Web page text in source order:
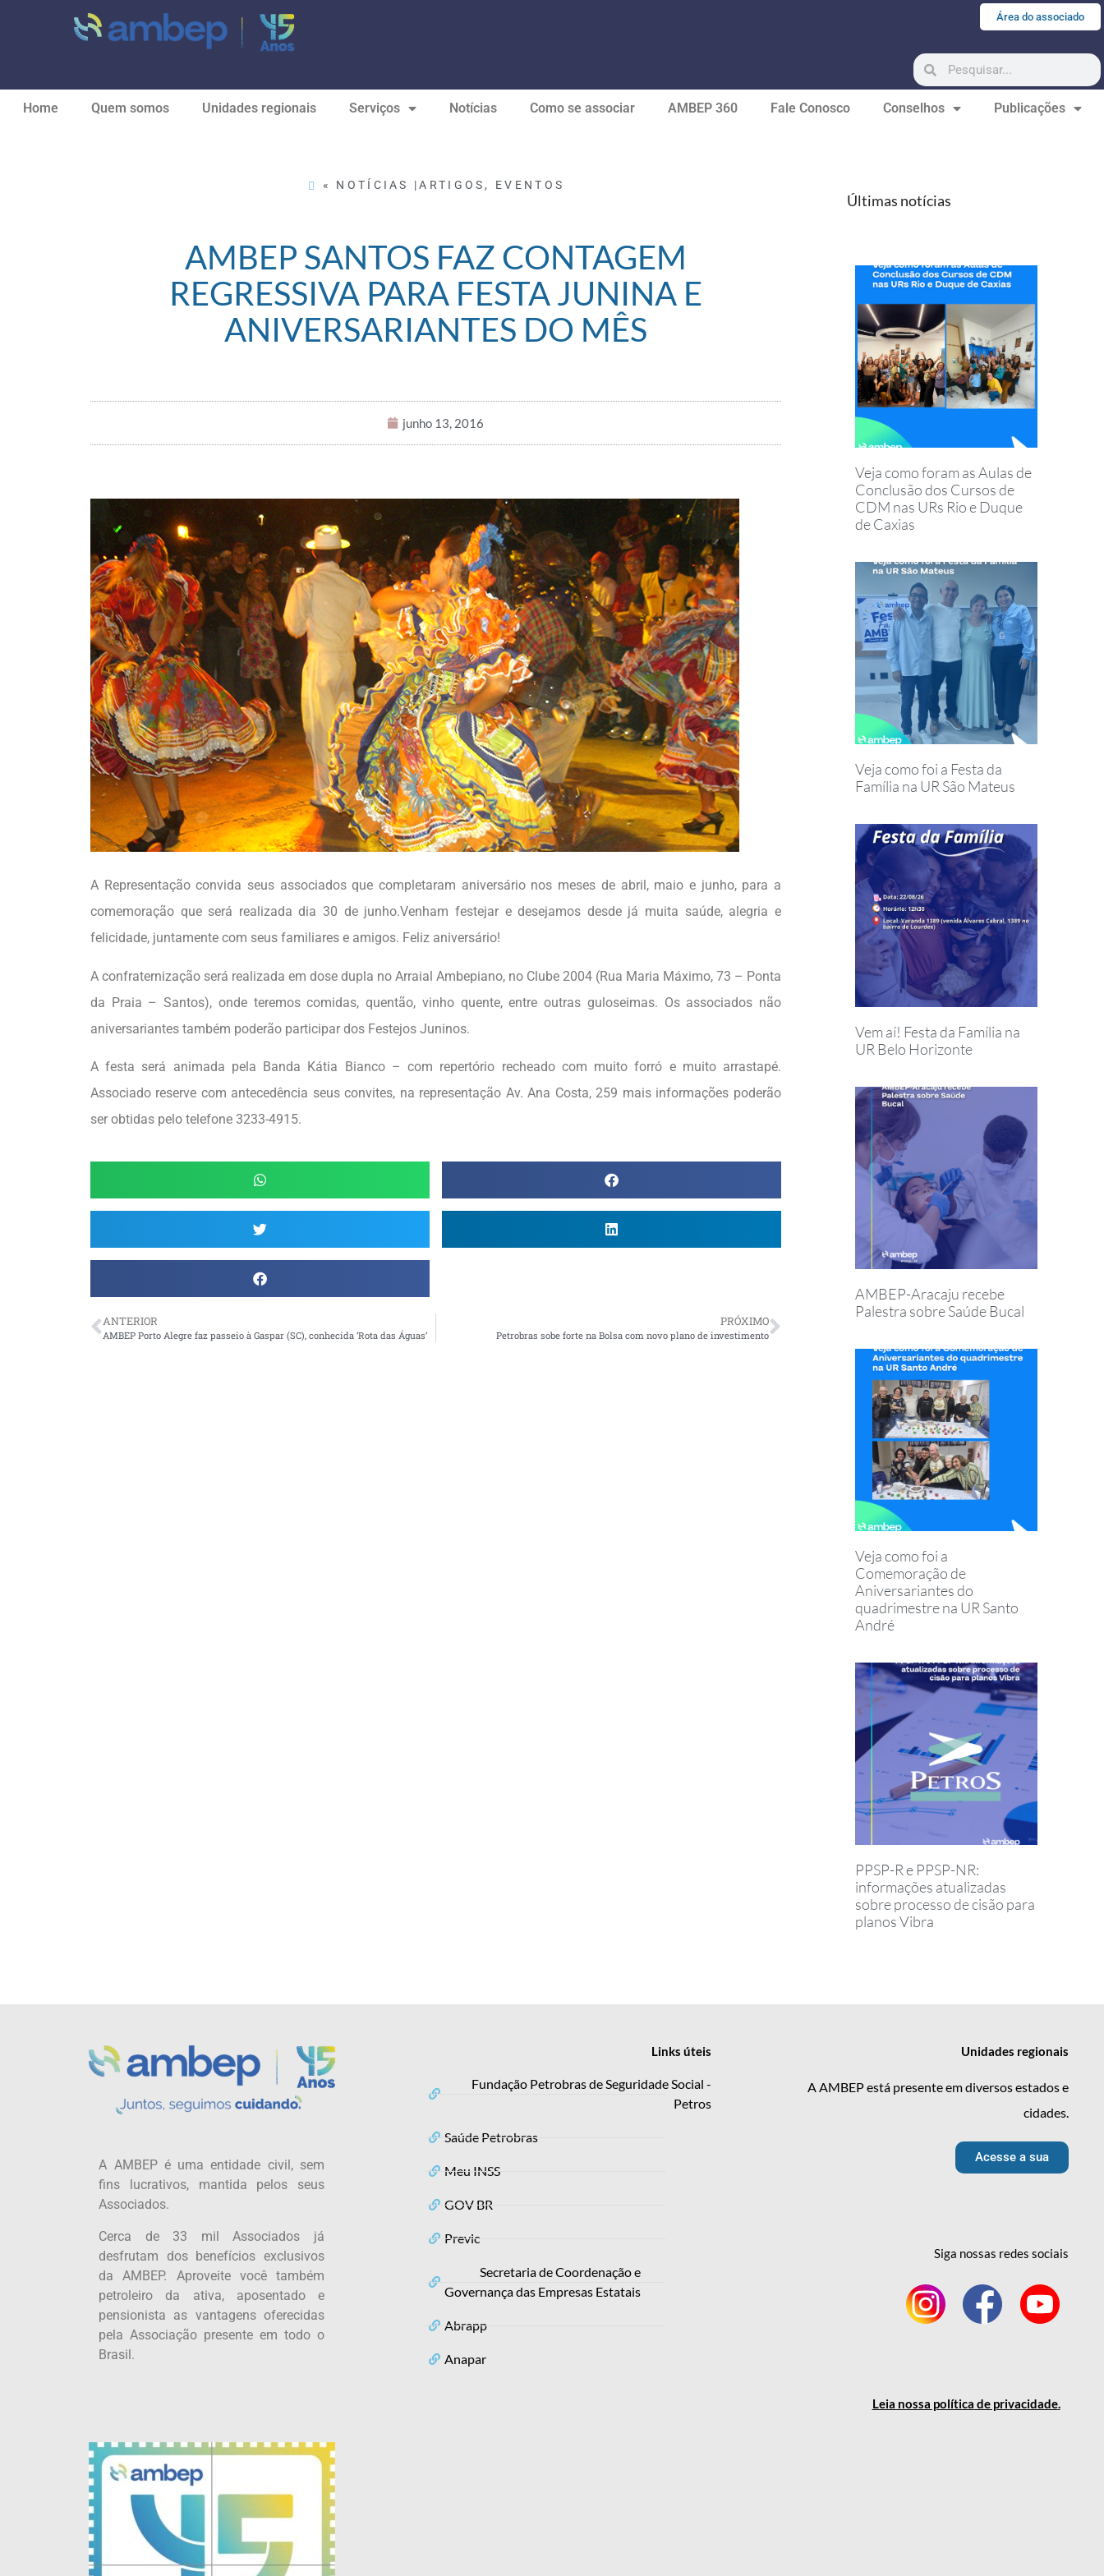
Área do associado
Home Quem somos Unidades regionais Serviços Notícias Como se associar AMBEP 360 Fale Conosco Conselhos Publicações
« NOTÍCIAS |ARTIGOS , EVENTOS
AMBEP SANTOS FAZ CONTAGEM
REGRESSIVA PARA FESTA JUNINA E
ANIVERSARIANTES DO MÊS
junho 13, 2016
A Representação convida seus associados que completaram aniversário nos meses de abril, maio e junho, para a
comemoração que será realizada dia 30 de junho.Venham festejar e desejamos desde já muita saúde, alegria e
felicidade, juntamente com seus familiares e amigos. Feliz aniversário!
A confraternização será realizada em dose dupla no Arraial Ambepiano, no Clube 2004 (Rua Maria Máximo, 73 – Ponta
da Praia – Santos), onde teremos comidas, quentão, vinho quente, entre outras guloseimas. Os associados não
aniversariantes também poderão participar dos Festejos Juninos.
A festa será animada pela Banda Kátia Bianco – com repertório recheado com muito forró e muito arrastapé.
Associado reserve com antecedência seus convites, na representação Av. Ana Costa, 259 mais informações poderão
ser obtidas pelo telefone 3233-4915.
ANTERIOR
AMBEP Porto Alegre faz passeio à Gaspar (SC), conhecida ‘Rota das Águas’
PRÓXIMO
Petrobras sobe forte na Bolsa com novo plano de investimento
Últimas notícias
Veja como foram as Aulas de
Conclusão dos Cursos de
CDM nas URs Rio e Duque
de Caxias
Veja como foi a Festa da
Família na UR São Mateus
Vem aí! Festa da Família na
UR Belo Horizonte
AMBEP-Aracaju recebe
Palestra sobre Saúde Bucal
Veja como foi a
Comemoração de
Aniversariantes do
quadrimestre na UR Santo
André
PPSP-R e PPSP-NR:
informações atualizadas
sobre processo de cisão para
planos Vibra
A AMBEP é uma entidade civil, sem
fins lucrativos, mantida pelos seus
Associados.
Cerca de 33 mil Associados já
desfrutam dos benefícios exclusivos
da AMBEP. Aproveite você também
petroleiro da ativa, aposentado e
pensionista as vantagens oferecidas
pela Associação presente em todo o
Brasil.
Links úteis
Fundação Petrobras de Seguridade Social -
Petros
Saúde Petrobras
Meu INSS
GOV BR
Previc
Secretaria de Coordenação e
Governança das Empresas Estatais
Abrapp
Anapar
Unidades regionais
A AMBEP está presente em diversos estados e
cidades.
Acesse a sua
Siga nossas redes sociais
Leia nossa política de privacidade.